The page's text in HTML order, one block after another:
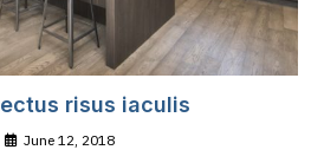
risus iaculis
June 12, 2018